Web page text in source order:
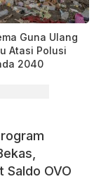
Guna Ulang
Atasi Polusi
2040
Saldo OVO